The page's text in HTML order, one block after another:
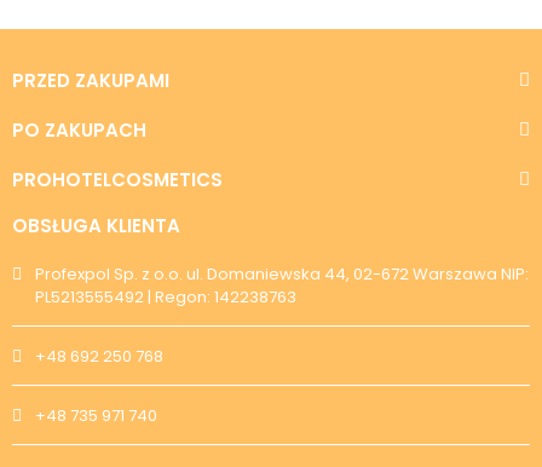
PRZED ZAKUPAMI
PO ZAKUPACH
PROHOTELCOSMETICS
OBSŁUGA KLIENTA
Profexpol Sp. z o.o. ul. Domaniewska 44, 02-672 Warszawa NIP:
PL5213555492 | Regon: 142238763
+48 692 250 768
+48 735 971 740